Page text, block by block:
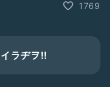
便局」。
1769
ラヂヲ‼︎